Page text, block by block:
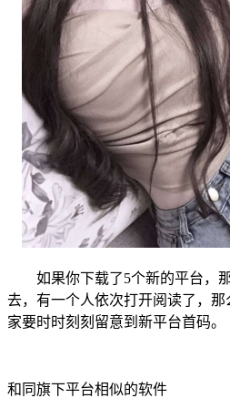
如果你下载了5个新的平台，
去，有一个人依次打开阅读了，
家要时时刻刻留意到新平台首码。
和同旗下平台相似的软件